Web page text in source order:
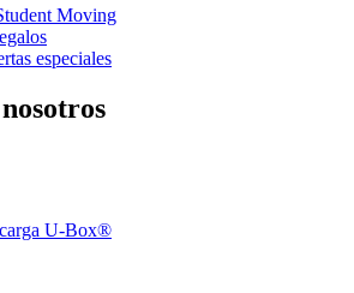
Moving
especiales
U-Box®